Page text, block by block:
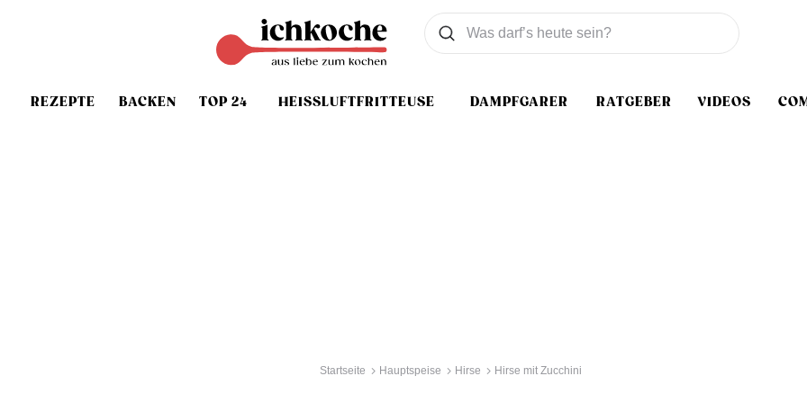
REZEPTE BACKEN TOP 24 HEISSLUFTFRITTEUSE DAMPFGARER RATGEBER VIDEOS
Was wollen Sie suchen
Suchen
Startseite Hauptspeise Hirse Hirse mit Zucchini